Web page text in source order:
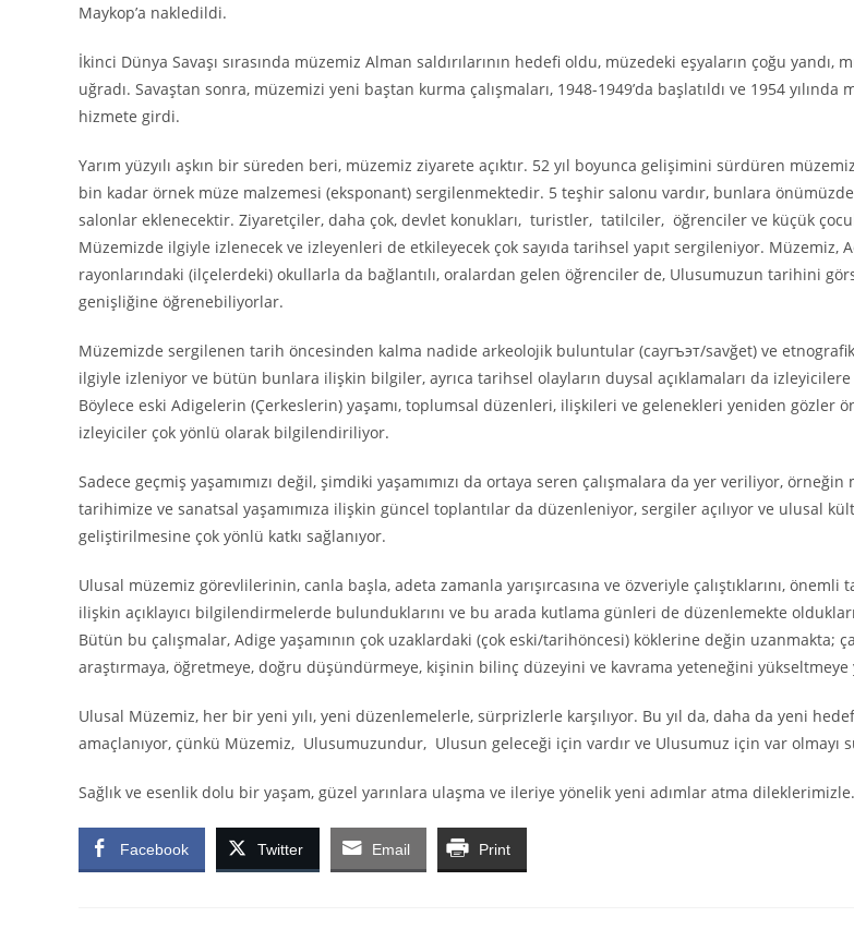
Maykop’a nakledildi.
İkinci Dünya Savaşı sırasında müzemiz Alman saldırılarının hedefi oldu, müzedeki eşyaların çoğu yandı,
uğradı. Savaştan sonra, müzemizi yeni baştan kurma çalışmaları, 1948-1949’da başlatıldı ve 1954 yılında
hizmete girdi.
Yarım yüzyılı aşkın bir süreden beri, müzemiz ziyarete açıktır. 52 yıl boyunca gelişimini sürdüren
bin kadar örnek müze malzemesi (eksponant) sergilenmektedir. 5 teşhir salonu vardır, bunlara
salonlar eklenecektir. Ziyaretçiler, daha çok, devlet konukları, turistler, tatilciler, öğrenciler ve küçük
Müzemizde ilgiyle izlenecek ve izleyenleri de etkileyecek çok sayıda tarihsel yapıt sergileniyor. Müzemiz,
rayonlarındaki (ilçelerdeki) okullarla da bağlantılı, oralardan gelen öğrenciler de, Ulusumuzun tarihini
genişliğine öğrenebiliyorlar.
Müzemizde sergilenen tarih öncesinden kalma nadide arkeolojik buluntular (саугъэт/savğet) ve
ilgiyle izleniyor ve bütün bunlara ilişkin bilgiler, ayrıca tarihsel olayların duysal açıklamaları da
Böylece eski Adigelerin (Çerkeslerin) yaşamı, toplumsal düzenleri, ilişkileri ve gelenekleri yeniden gözler
izleyiciler çok yönlü olarak bilgilendiriliyor.
Sadece geçmiş yaşamımızı değil, şimdiki yaşamımızı da ortaya seren çalışmalara da yer veriliyor,
tarihimize ve sanatsal yaşamımıza ilişkin güncel toplantılar da düzenleniyor, sergiler açılıyor ve ulusal
geliştirilmesine çok yönlü katkı sağlanıyor.
Ulusal müzemiz görevlilerinin, canla başla, adeta zamanla yarışırcasına ve özveriyle çalıştıklarını, önemli
ilişkin açıklayıcı bilgilendirmelerde bulunduklarını ve bu arada kutlama günleri de düzenlemekte
Bütün bu çalışmalar, Adige yaşamının çok uzaklardaki (çok eski/tarihöncesi) köklerine değin uzanmakta;
araştırmaya, öğretmeye, doğru düşündürmeye, kişinin bilinç düzeyini ve kavrama yeteneğini
Ulusal Müzemiz, her bir yeni yılı, yeni düzenlemelerle, sürprizlerle karşılıyor. Bu yıl da, daha da yeni
amaçlanıyor, çünkü Müzemiz, Ulusumuzundur, Ulusun geleceği için vardır ve Ulusumuz için var olmayı
Sağlık ve esenlik dolu bir yaşam, güzel yarınlara ulaşma ve ileriye yönelik yeni adımlar atma dileklerimizle.
Facebook Twitter Email Print